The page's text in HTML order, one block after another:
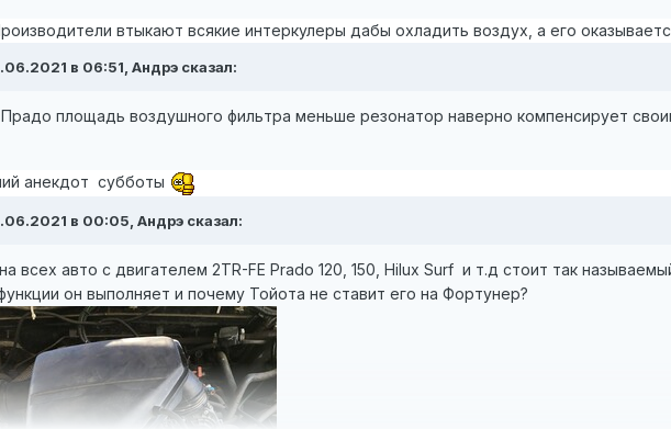
втыкают всякие интеркулеры дабы охладить воздух, а его
в 06:51, Андрэ сказал:
площадь воздушного фильтра меньше резонатор наверно компенсирует
анекдот субботы
в 00:05, Андрэ сказал:
всех авто с двигателем 2TR-FE Prado 120, 150, Hilux Surf и т.д стоит так
он выполняет и почему Тойота не ставит его на Фортунер?